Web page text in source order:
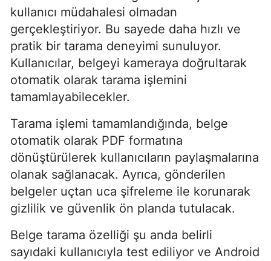
kullanıcı müdahalesi olmadan
gerçekleştiriyor. Bu sayede daha hızlı ve
pratik bir tarama deneyimi sunuluyor.
Kullanıcılar, belgeyi kameraya doğrultarak
otomatik olarak tarama işlemini
tamamlayabilecekler.
Tarama işlemi tamamlandığında, belge
otomatik olarak PDF formatına
dönüştürülerek kullanıcıların paylaşmalarına
olanak sağlanacak. Ayrıca, gönderilen
belgeler uçtan uca şifreleme ile korunarak
gizlilik ve güvenlik ön planda tutulacak.
Belge tarama özelliği şu anda belirli
sayıdaki kullanıcıyla test ediliyor ve Android